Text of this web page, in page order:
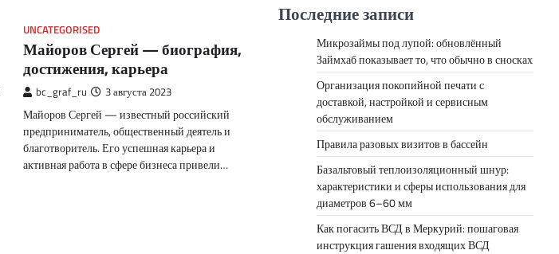
UNCATEGORISED
Майоров Сергей — биография,
достижения, карьера
bc_graf_ru 3 августа 2023
Майоров Сергей — известный российский
предприниматель, общественный деятель и
благотворитель. Его успешная карьера и
активная работа в сфере бизнеса привели…
Последние записи
Микрозаймы под лупой: обновлённый
Займхаб показывает то, что обычно в сносках
Организация покопийной печати с
доставкой, настройкой и сервисным
обслуживанием
Правила разовых визитов в бассейн
Базальтовый теплоизоляционный шнур:
характеристики и сферы использования для
диаметров 6–60 мм
Как погасить ВСД в Меркурий: пошаговая
инструкция гашения входящих ВСД